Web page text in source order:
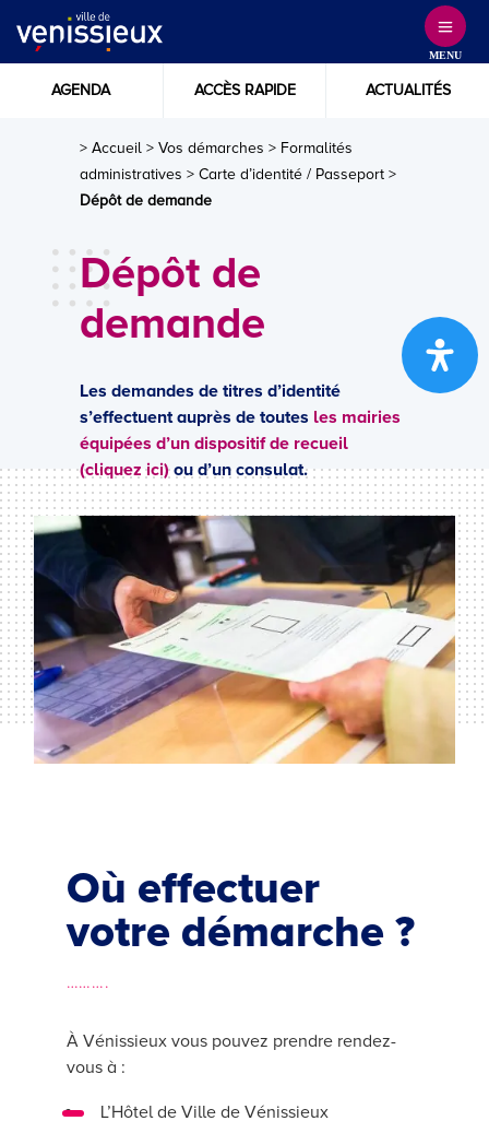
Content
MENU
AGENDA ACCÈS RAPIDE ACTUALITÉS
> Accueil> Vos démarches > Formalités
administratives > Carte d’identité / Passeport>
Dépôt de demande
Dépôt de
demande
Les demandes de titres d’identité
s’effectuent auprès de toutes les mairies
équipées d’un dispositif de recueil
(cliquez ici)ou d’un consulat.
Où effectuer
votre démarche ?
……….
À Vénissieux vous pouvez prendre rendez-
vous à :
L’Hôtel de Ville de Vénissieux